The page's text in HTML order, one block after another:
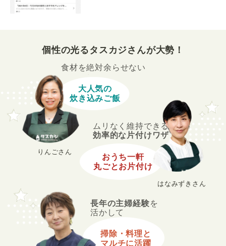
個性の光るタスカジさんが大勢！
長年の主婦経験を
活かして
掃除・料理と
マルチに活躍
りんごさん
食材を絶対余らせない
大人気の
炊き込みご飯
はなみずきさん
ムリなく維持できる
効率的な片付けワザ
おうち一軒
丸ごとお片付け